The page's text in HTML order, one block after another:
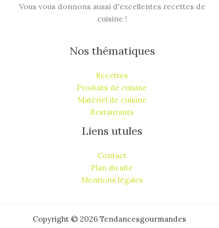
Vous vous donnons aussi d'excellentes recettes de
cuisine !
Nos thématiques
Recettes
Produits de cuisine
Matériel de cuisine
Restaurants
Liens utules
Contact
Plan du site
Mentions légales
Copyright © 2026 Tendancesgourmandes